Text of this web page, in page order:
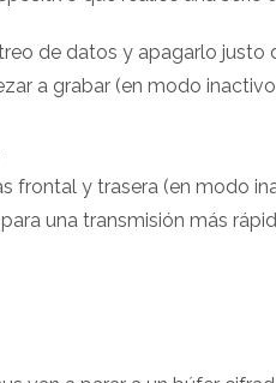
de datos y apagarlo justo
a grabar (en modo
frontal y trasera (en modo
una transmisión más